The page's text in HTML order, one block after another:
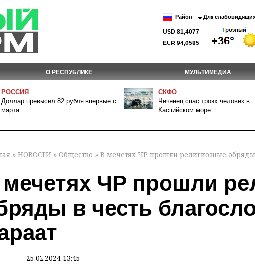
Район Для слабовидящих
USD 81,4077
EUR 94,0585
О РЕСПУБЛИКЕ МУЛЬТИМЕДИА
РОССИЯ
Доллар превысил 82 рубля впервые с
марта
СКФО
Чеченец спас троих человек в
Каспийском море
» НОВОСТИ » Общество » В мечетях ЧР прошли религиозные
ЧР прошли
в честь
25.02.2024 13:45